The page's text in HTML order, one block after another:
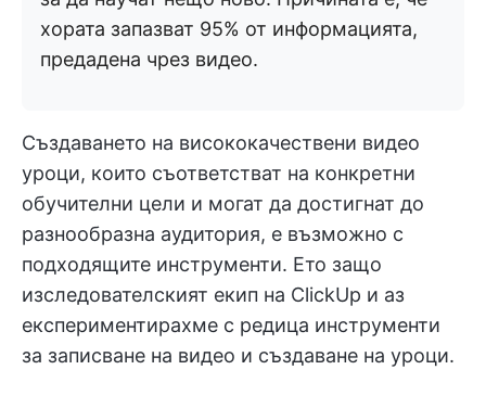
хората запазват 95% от информацията,
предадена чрез видео.
Създаването на висококачествени видео
уроци, които съответстват на конкретни
обучителни цели и могат да достигнат до
разнообразна аудитория, е възможно с
подходящите инструменти. Ето защо
изследователският екип на ClickUp и аз
експериментирахме с редица инструменти
за записване на видео и създаване на уроци.